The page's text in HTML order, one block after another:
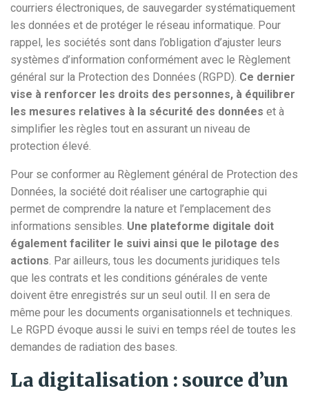
courriers électroniques, de sauvegarder systématiquement
les données et de protéger le réseau informatique. Pour
rappel, les sociétés sont dans l’obligation d’ajuster leurs
systèmes d’information conformément avec le Règlement
général sur la Protection des Données (RGPD). Ce dernier
vise à renforcer les droits des personnes, à équilibrer
les mesures relatives à la sécurité des données et à
simplifier les règles tout en assurant un niveau de
protection élevé.
Pour se conformer au Règlement général de Protection des
Données, la société doit réaliser une cartographie qui
permet de comprendre la nature et l’emplacement des
informations sensibles. Une plateforme digitale doit
également faciliter le suivi ainsi que le pilotage des
actions . Par ailleurs, tous les documents juridiques tels
que les contrats et les conditions générales de vente
doivent être enregistrés sur un seul outil. Il en sera de
même pour les documents organisationnels et techniques.
Le RGPD évoque aussi le suivi en temps réel de toutes les
demandes de radiation des bases.
La digitalisation : source d’un